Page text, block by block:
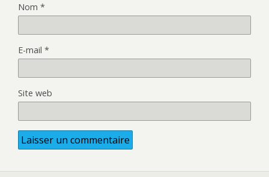
Nom *
E-mail *
Site web